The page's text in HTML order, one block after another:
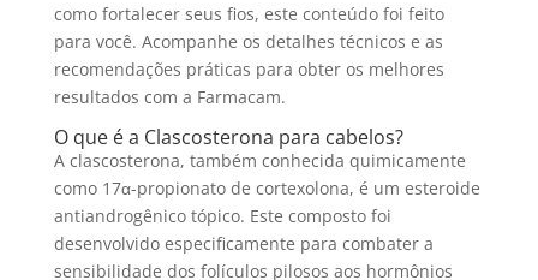
como fortalecer seus fios, este conteúdo foi feito
para você. Acompanhe os detalhes técnicos e as
recomendações práticas para obter os melhores
resultados com a Farmacam.
O que é a Clascosterona para cabelos?
A clascosterona, também conhecida quimicamente
como 17α-propionato de cortexolona, é um esteroide
antiandrogênico tópico. Este composto foi
desenvolvido especificamente para combater a
sensibilidade dos folículos pilosos aos hormônios